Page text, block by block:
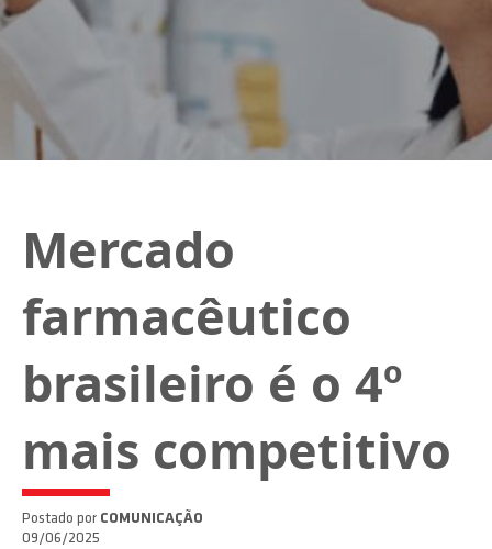
Mercado
farmacêutico
brasileiro é o 4º
mais competitivo
Postado por COMUNICAÇÃO
09/06/2025